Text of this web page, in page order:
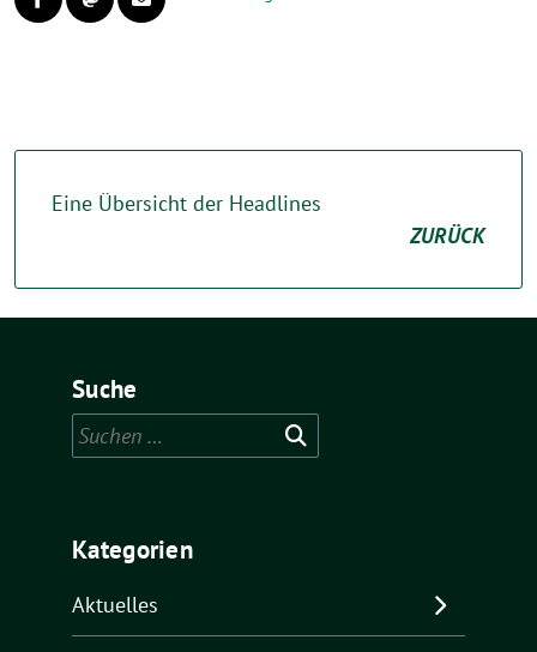
Eine Übersicht der Headlines
ZURÜCK
Suche
Suchen
nach:
Kategorien
Aktuelles